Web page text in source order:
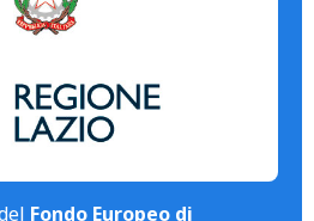
Fondo Europeo di